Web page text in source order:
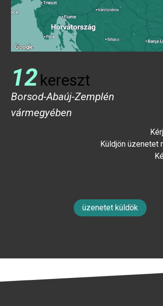
12kereszt
Borsod-Abaúj-Zemplén
vármegyében
Küldjön üzenetet
üzenetet küldök